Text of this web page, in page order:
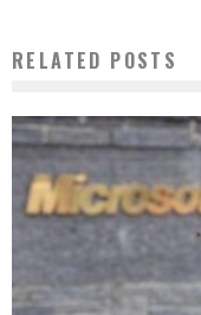
RELATED POSTS